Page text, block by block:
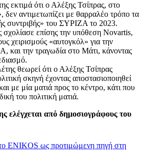
εκτιμά ότι ο Αλέξης Τσίπρας, στο
δεν αντιμετωπίζει με θαρραλέο τρόπο τα
συντριβής» του ΣΥΡΙΖΑ το 2023.
επίσης την υπόθεση Novartis,
χειρισμούς «αυτογκόλ» για την
και την τραγωδία στο Μάτι, κάνοντας
θεωρεί ότι ο Αλέξης Τσίπρας
σκηνή έχοντας αποστασιοποιηθεί
με μία ματιά προς το κέντρο, κάτι που
του πολιτική ματιά.
ελέγχεται από δημοσιογράφους του
ENIKOS ως προτιμώμενη πηγή στη